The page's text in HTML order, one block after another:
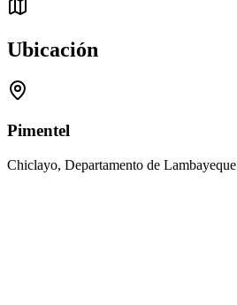
Ubicación
Pimentel
Chiclayo, Departamento de Lambayeque